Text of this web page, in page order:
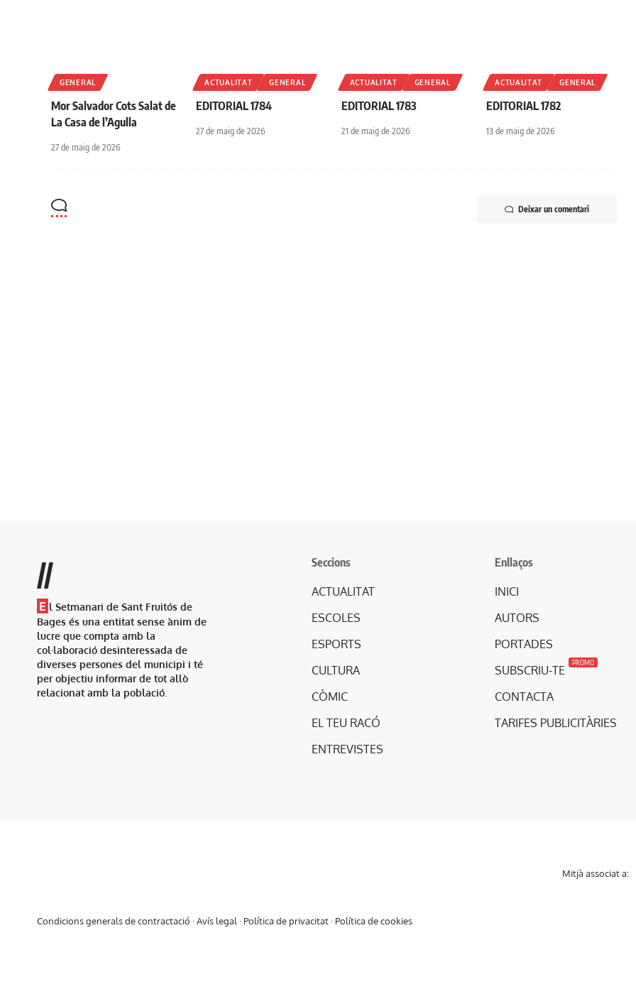
GENERAL
Mor Salvador Cots Salat de
La Casa de l’Agulla
27 de maig de 2026
ACTUALITAT GENERAL
EDITORIAL 1784
27 de maig de 2026
ACTUALITAT GENERAL
EDITORIAL 1783
21 de maig de 2026
ACTUALITAT GENERAL
EDITORIAL 1782
13 de maig de 2026
Deixar un comentari
//
E l Setmanari de Sant Fruitós de
Bages és una entitat sense ànim de
lucre que compta amb la
col·laboració desinteressada de
diverses persones del municipi i té
per objectiu informar de tot allò
relacionat amb la població.
Seccions
ACTUALITAT
ESCOLES
ESPORTS
CULTURA
CÒMIC
EL TEU RACÓ
ENTREVISTES
Enllaços
INICI
AUTORS
PORTADES
SUBSCRIU-TE
PROMO
CONTACTA
TARIFES PUBLICITÀRIES
Condicions generals de contractació · Avís legal · Política de privacitat · Política de cookies
Mitjà associat a: